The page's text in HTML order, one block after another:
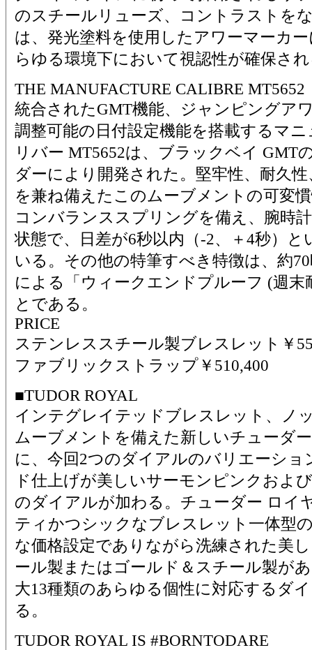
のスチールリューズ、コントラストを
は、発光塗料を使用したアワーマーカ
らゆる環境下において視認性が確保さ
THE MANUFACTURE CALIBRE MT5652
統合されたGMT機能、ジャンピングア
調整可能の日付設定機能を搭載するマ
リバー MT5652は、ブラックベイ GMT
ダーにより開発された。堅牢性、耐久
を兼ね備えたこのムーブメントの可変
コンバランススプリングを備え、腕時
状態で、日差が6秒以内（-2、＋4秒）
いる。その他の特筆すべき特徴は、約
による「ウィークエンドプルーフ (週
とである。
PRICE
ステンレススチール製ブレスレット￥
ファブリックストラップ￥510,400
■TUDOR ROYAL
インテグレイテッドブレスレット、ノ
ムーブメントを備えた新しいチューダ
に、今回2つのダイアルのバリエーシ
ド仕上げが美しいサーモンピンクおよ
のダイアルが加わる。チューダー ロイ
ティかつシックなブレスレット一体型
な価格設定でありながら洗練された美
ール製またはゴールド＆スチール製が
大13種類のあらゆる個性に対応するダ
る。
TUDOR ROYAL IS #BORNTODARE